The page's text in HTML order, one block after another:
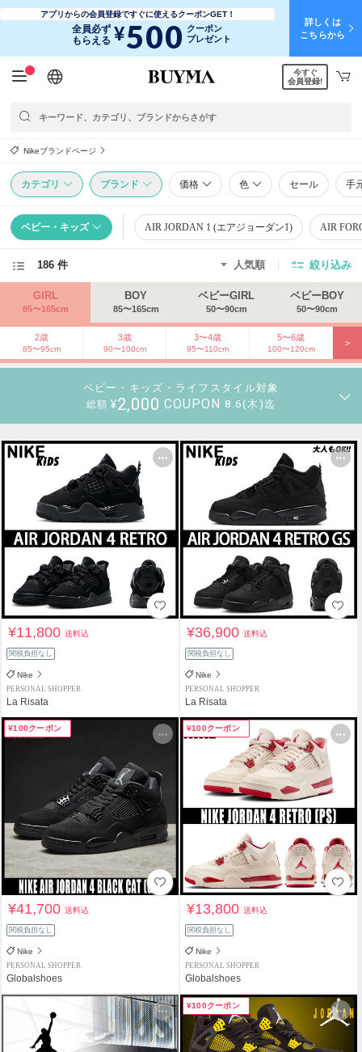
アプリからの会員登録ですぐに使えるクーポンGET！
全員必ず
もらえる ¥500 クーポン
プレゼント
詳しくは
こちらから
日本語
English
简体中文
繁體中文
今すぐ
会員登録!
Nikeブランドページ
カテゴリ ブランド 価格 色 セール 手
ベビー・キッズ AIR JORDAN 1 (エアジョーダン1) AIR
186 件 人気順 絞り込み
GIRL
85〜165cm
BOY
85〜165cm
ベビーGIRL
50〜90cm
ベビーBOY
50〜90cm
2歳
85〜95cm
3歳
90〜100cm
3〜4歳
95〜110cm
5〜6歳
100〜120cm
>
ベビー・キッズ・ライフスタイル対象
総額 ¥2,000 COUPON 8.6(木)迄
¥11,800送料込
関税負担なし
Nike
PERSONAL SHOPPER
La Risata
¥36,900送料込
関税負担なし
Nike
PERSONAL SHOPPER
La Risata
¥100クーポン
¥41,700送料込
関税負担なし
Nike
PERSONAL SHOPPER
Globalshoes
¥100クーポン
¥13,800送料込
関税負担なし
Nike
PERSONAL SHOPPER
Globalshoes
¥100クーポン